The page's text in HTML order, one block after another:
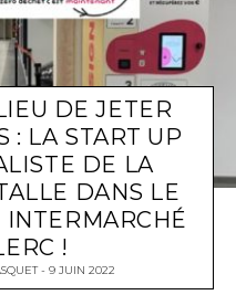
DE JETER
: LA START UP
DE LA
DANS LE
INTERMARCHÉ
!
9 JUIN 2022